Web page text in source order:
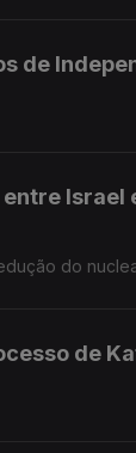
de
Israel
do
de